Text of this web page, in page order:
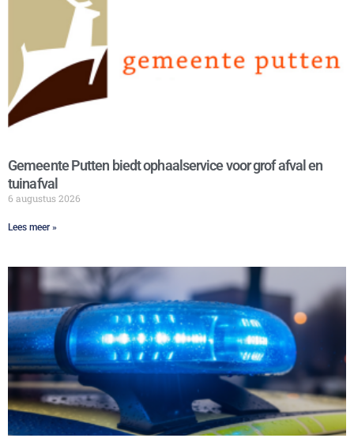
Gemeente Putten biedt ophaalservice voor grof afval en
tuinafval
6 augustus 2026
Lees meer »